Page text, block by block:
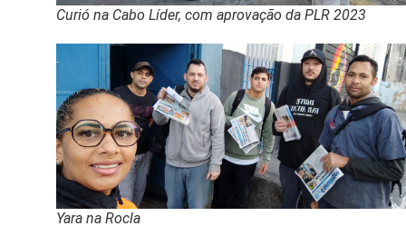
Curió na Cabo Líder, com aprovação da PLR 2023
Yara na Rocla